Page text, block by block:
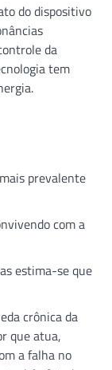
do dispositivo
da
tem
prevalente
com a
estima-se que
crônica da
que atua,
a falha no